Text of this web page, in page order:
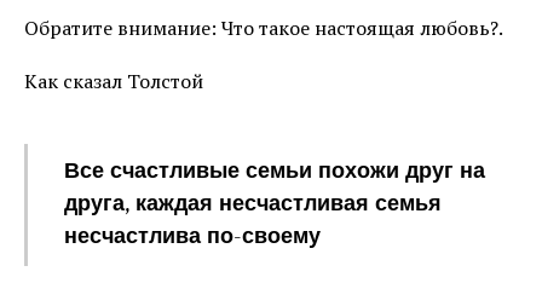
Обратите внимание: Что такое настоящая любовь?.
Как сказал Толстой
Все счастливые семьи похожи друг на
друга, каждая несчастливая семья
несчастлива по-своему